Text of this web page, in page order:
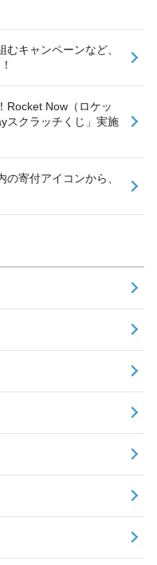
キャンペーンなど、
Rocket Now（ロケッ
スクラッチくじ」実施
の寄付アイコンから、